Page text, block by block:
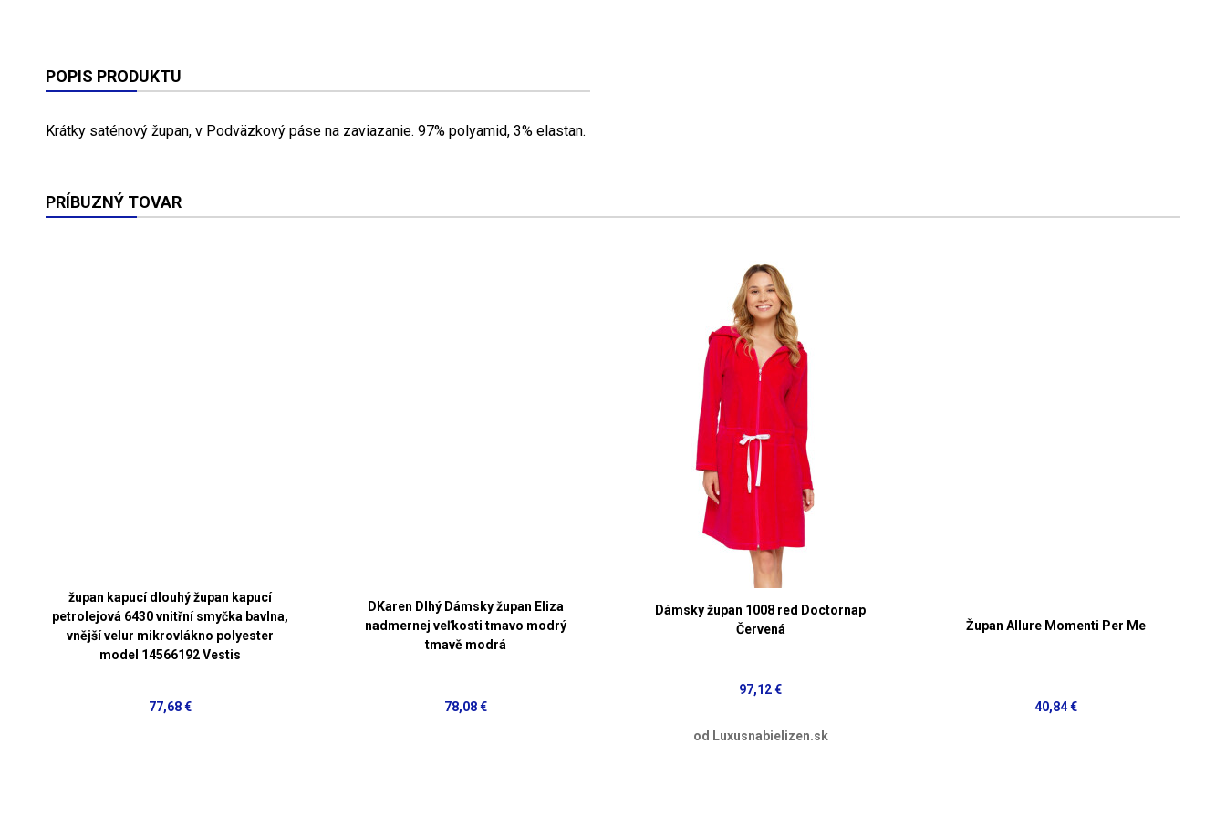
POPIS PRODUKTU
Krátky saténový župan, v Podväzkový páse na zaviazanie. 97% polyamid, 3% elastan.
PRÍBUZNÝ TOVAR
župan kapucí dlouhý župan kapucí
petrolejová 6430 vnitřní smyčka bavlna,
vnější velur mikrovlákno polyester
model 14566192 Vestis
77,68 €
DKaren Dlhý Dámsky župan Eliza
nadmernej veľkosti tmavo modrý
tmavě modrá
78,08 €
Dámsky župan 1008 red Doctornap
Červená
97,12 €
od Luxusnabielizen.sk
Župan Allure Momenti Per Me
40,84 €